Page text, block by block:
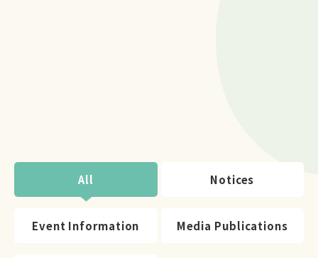
All Notices
Event Information Media Publications